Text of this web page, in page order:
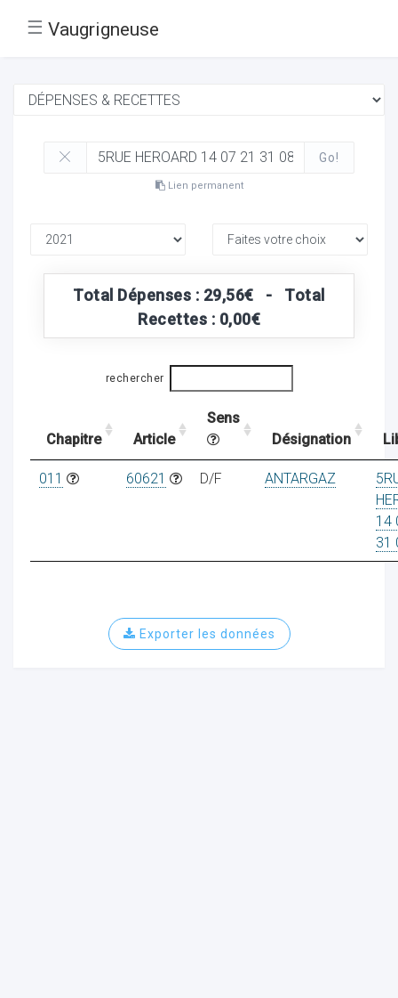
☰ Vaugrigneuse
Go!
Lien permanent
Total Dépenses : 29,56€ - Total
Recettes : 0,00€
rechercher
Chapitre Article
Sens
Désignation
011 60621 D/F ANTARGAZ
14
31
Exporter les données